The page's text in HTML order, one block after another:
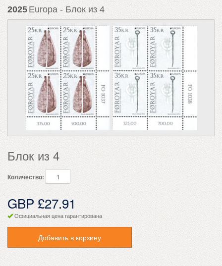
2025 Europa - Блок из 4
Блок из 4
Количество:
GBP £27.91
Официальная цена гарантирована
Добавить в корзину